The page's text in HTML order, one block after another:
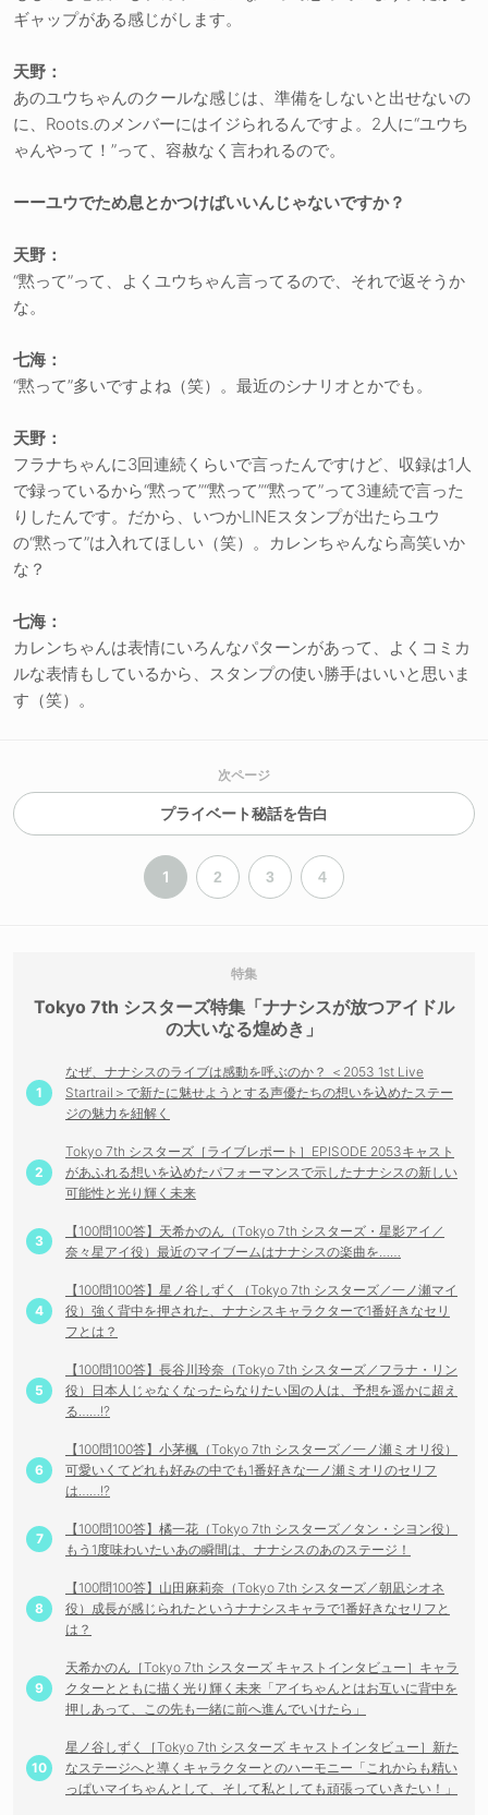
ギャップがある感じがします。
天野：
あのユウちゃんのクールな感じは、準備をしないと出せないの
に、Roots.のメンバーにはイジられるんですよ。2人に“ユウち
ゃんやって！”って、容赦なく言われるので。
ーーユウでため息とかつけばいいんじゃないですか？
天野：
“黙って”って、よくユウちゃん言ってるので、それで返そうか
な。
七海：
“黙って”多いですよね（笑）。最近のシナリオとかでも。
天野：
フラナちゃんに3回連続くらいで言ったんですけど、収録は1人
で録っているから“黙って”“黙って”“黙って”って3連続で言った
りしたんです。だから、いつかLINEスタンプが出たらユウ
の“黙って”は入れてほしい（笑）。カレンちゃんなら高笑いか
な？
七海：
カレンちゃんは表情にいろんなパターンがあって、よくコミカ
ルな表情もしているから、スタンプの使い勝手はいいと思いま
す（笑）。
次ページ
プライベート秘話を告白
1 2 3 4
Tokyo 7th シスターズ特集「ナナシスが放つアイドル
の大いなる煌めき」
なぜ、ナナシスのライブは感動を呼ぶのか？ ＜2053 1st Live
Startrail＞で新たに魅せようとする声優たちの想いを込めたステー
ジの魅力を紐解く
Tokyo 7th シスターズ［ライブレポート］EPISODE 2053キャスト
があふれる想いを込めたパフォーマンスで示したナナシスの新しい
可能性と光り輝く未来
【100問100答】天希かのん（Tokyo 7th シスターズ・星影アイ／
奈々星アイ役）最近のマイブームはナナシスの楽曲を……
【100問100答】星ノ谷しずく（Tokyo 7th シスターズ／一ノ瀬マイ
役）強く背中を押された、ナナシスキャラクターで1番好きなセリ
フとは？
【100問100答】長谷川玲奈（Tokyo 7th シスターズ／フラナ・リン
役）日本人じゃなくなったらなりたい国の人は、予想を遥かに超え
る……!?
【100問100答】小茅楓（Tokyo 7th シスターズ／一ノ瀬ミオリ役）
可愛いくてどれも好みの中でも1番好きな一ノ瀬ミオリのセリフ
は……!?
【100問100答】橘一花（Tokyo 7th シスターズ／タン・シヨン役）
もう1度味わいたいあの瞬間は、ナナシスのあのステージ！
【100問100答】山田麻莉奈（Tokyo 7th シスターズ／朝凪シオネ
役）成長が感じられたというナナシスキャラで1番好きなセリフと
は？
天希かのん［Tokyo 7th シスターズ キャストインタビュー］キャラ
クターとともに描く光り輝く未来「アイちゃんとはお互いに背中を
押しあって、この先も一緒に前へ進んでいけたら」
星ノ谷しずく［Tokyo 7th シスターズ キャストインタビュー］新た
なステージへと導くキャラクターとのハーモニー「これからも精い
っぱいマイちゃんとして、そして私としても頑張っていきたい！」